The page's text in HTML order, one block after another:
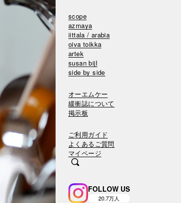
scope
azmaya
iittala / arabia
oiva toikka
artek
susan bijl
side by side
オーエムケー
緩衝誌について
掲示板
ご利用ガイド
よくあるご質問
マイページ
FOLLOW US